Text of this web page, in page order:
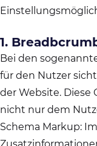
1.
Bei den
für den Nutzer
der Website.
nicht nur dem
Schema Markup: